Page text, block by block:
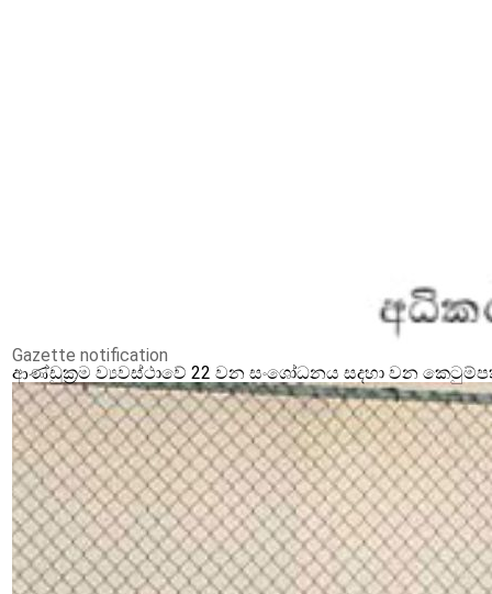
Gazette notification
ආණ්ඩුක්‍රම ව්‍යවස්ථාවේ 22 වන සංශෝධනය සදහා වන